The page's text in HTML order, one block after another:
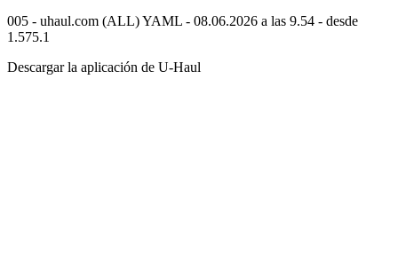
005 - uhaul.com (ALL) YAML - 08.06.2026 a las 9.54 - desde
1.575.1
Descargar la aplicación de U-Haul